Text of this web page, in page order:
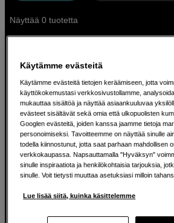
Näyttää 0 tuotetta
Ratkaisuja luoville ihmisille
1982
Olemme Scandinavian Photolla jo yli
auttaneet luovia ihmisiä toteuttamaan
Tarjoamme inspiraatiota,
muun muassa valokuvauksen,
musiikin ja taiteen harrastajia. Oikeilla
Käytämme evästeitä
Käytämme evästeitä tietojen keräämiseen, jotta
käyttökokemustasi verkkosivustollamme,
mukauttaa sisältöä ja näyttää asiaankuuluvaa
evästeet sisältävät sekä omia että ulkopuolisten
Googlen evästeitä, joiden kanssa jaamme tietoja
personoimiseksi. Tavoitteemme on näyttää sinulle
todella kiinnostunut, jotta saat parhaan mahdollisen
verkkokaupassa. Napsauttamalla "Hyväksyn"
sinulle inspiraatiota ja henkilökohtaisia tarjouksia,
sinulle. Voit tietysti muuttaa asetuksiasi milloin
Lue lisää siitä, kuinka käsittelemme